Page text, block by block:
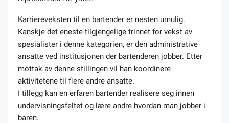
Karriereveksten til en bartender er nesten umulig.
Kanskje det eneste tilgjengelige trinnet for vekst av
spesialister i denne kategorien, er den administrative
ansatte ved institusjonen der bartenderen jobber. Etter
mottak av denne stillingen vil han koordinere
aktivitetene til flere andre ansatte.
I tillegg kan en erfaren bartender realisere seg innen
undervisningsfeltet og lære andre hvordan man jobber i
baren.